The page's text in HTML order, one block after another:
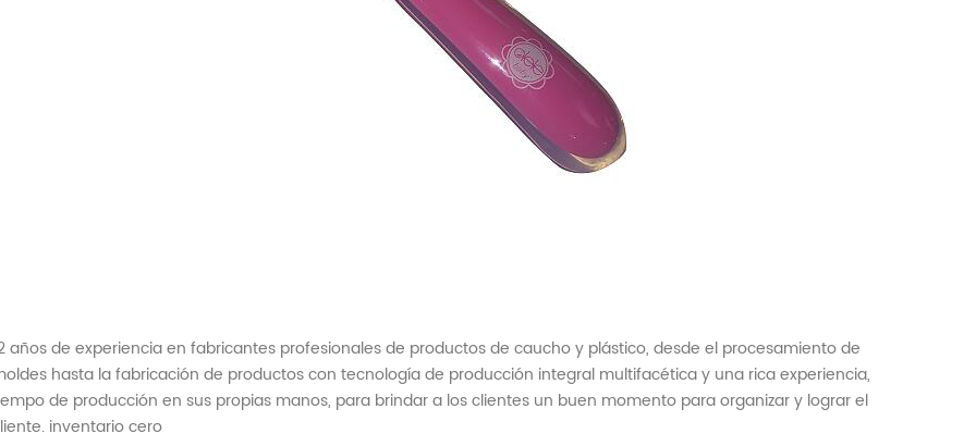
años de experiencia en fabricantes profesionales de productos de caucho y plástico, desde el procesamiento de
hasta la fabricación de productos con tecnología de producción integral multifacética y una rica experiencia,
de producción en sus propias manos, para brindar a los clientes un buen momento para organizar y lograr el
inventario cero